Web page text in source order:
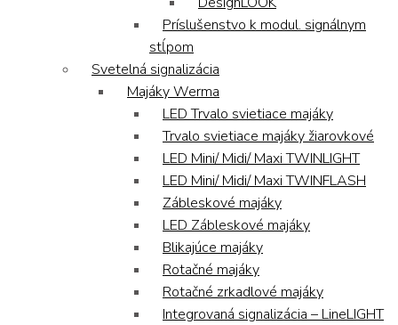
Príslušenstvo k modul. signálnym
stĺpom
Svetelná signalizácia
Majáky Werma
LED Trvalo svietiace majáky
Trvalo svietiace majáky žiarovkové
LED Mini/ Midi/ Maxi TWINLIGHT
LED Mini/ Midi/ Maxi TWINFLASH
Zábleskové majáky
LED Zábleskové majáky
Blikajúce majáky
Rotačné majáky
Rotačné zrkadlové majáky
Integrovaná signalizácia – LineLIGHT